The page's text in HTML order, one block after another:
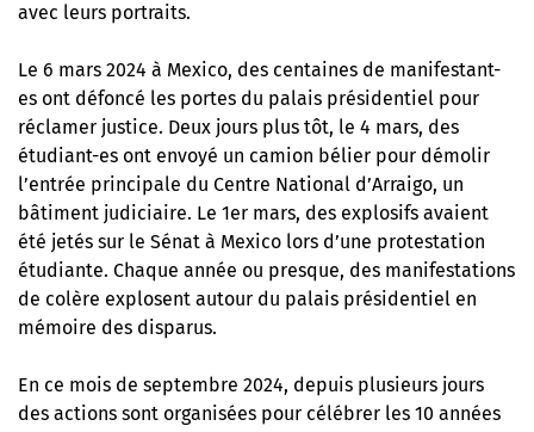
avec leurs portraits.
Le 6 mars 2024 à Mexico, des centaines de manifestant-
es ont défoncé les portes du palais présidentiel pour
réclamer justice. Deux jours plus tôt, le 4 mars, des
étudiant-es ont envoyé un camion bélier pour démolir
l’entrée principale du Centre National d’Arraigo, un
bâtiment judiciaire. Le 1er mars, des explosifs avaient
été jetés sur le Sénat à Mexico lors d’une protestation
étudiante. Chaque année ou presque, des manifestations
de colère explosent autour du palais présidentiel en
mémoire des disparus.
En ce mois de septembre 2024, depuis plusieurs jours
des actions sont organisées pour célébrer les 10 années